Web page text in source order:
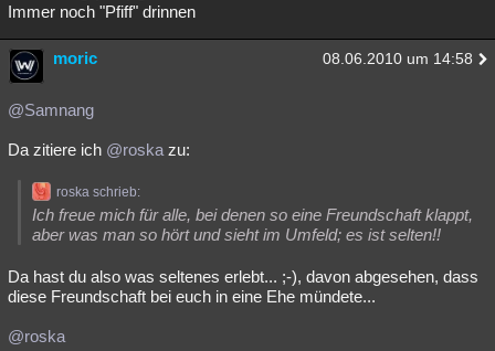
Immer noch "Pfiff" drinnen
moric 08.06.2010 um 14:58
@Samnang
Da zitiere ich @roska zu:
roska schrieb:
Ich freue mich für alle, bei denen so eine Freundschaft klappt,
aber was man so hört und sieht im Umfeld; es ist selten!!
Da hast du also was seltenes erlebt... ;-), davon abgesehen, dass
diese Freundschaft bei euch in eine Ehe mündete...
@roska